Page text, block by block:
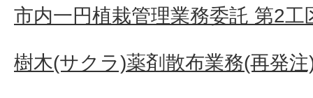
市内一円植栽管理業務委託 第2工
樹木(サクラ)薬剤散布業務(再発注